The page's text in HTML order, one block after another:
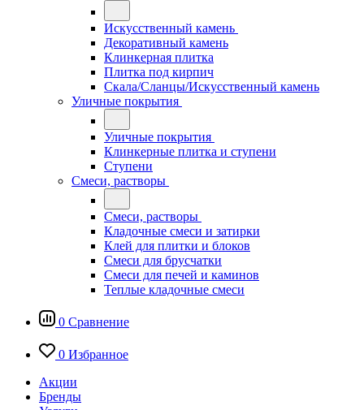
Искусственный камень
Декоративный камень
Клинкерная плитка
Плитка под кирпич
Скала/Сланцы/Искусственный камень
Уличные покрытия
Уличные покрытия
Клинкерные плитка и ступени
Ступени
Смеси, растворы
Смеси, растворы
Кладочные смеси и затирки
Клей для плитки и блоков
Смеси для брусчатки
Смеси для печей и каминов
Теплые кладочные смеси
0 Сравнение
0 Избранное
Акции
Бренды